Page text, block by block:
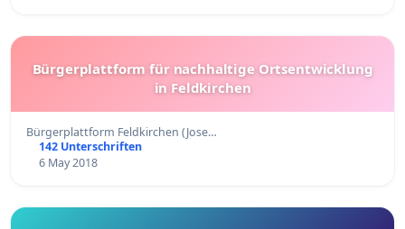
Bürgerplattform für nachhaltige Ortsentwicklung
in Feldkirchen
Bürgerplattform Feldkirchen (Jose…
142 Unterschriften
6 May 2018